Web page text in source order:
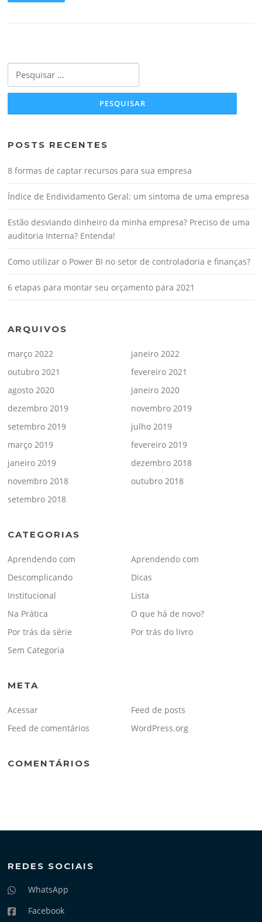
por:
POSTS RECENTES
8 formas de captar recursos para sua empresa
Índice de Endividamento Geral: um sintoma de uma empresa
Estão desviando dinheiro da minha empresa? Preciso de uma
auditoria Interna? Entenda!
Como utilizar o Power BI no setor de controladoria e finanças?
6 etapas para montar seu orçamento para 2021
ARQUIVOS
março 2022
janeiro 2022
outubro 2021
fevereiro 2021
agosto 2020
janeiro 2020
dezembro 2019
novembro 2019
setembro 2019
julho 2019
março 2019
fevereiro 2019
janeiro 2019
dezembro 2018
novembro 2018
outubro 2018
setembro 2018
CATEGORIAS
Aprendendo com
Aprendendo com
Descomplicando
Dicas
Institucional
Lista
Na Prática
O que há de novo?
Por trás da série
Por trás do livro
Sem Categoria
META
Acessar
Feed de posts
Feed de comentários
WordPress.org
COMENTÁRIOS
REDES SOCIAIS
WhatsApp
Facebook